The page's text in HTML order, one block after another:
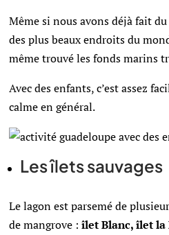
Même si nous avons déjà fait
des plus beaux endroits du
même trouvé les fonds marins
Avec des enfants, c’est assez
calme en général.
Les îlets sauvages
Le lagon est parsemé de
de mangrove :îlet Blanc, îlet